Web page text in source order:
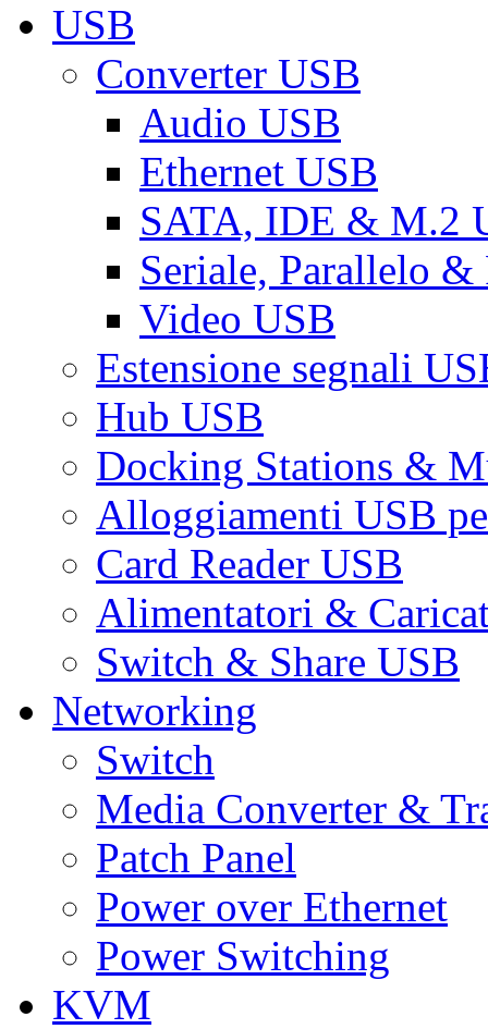
USB
Converter USB
Audio USB
Ethernet USB
SATA, IDE & M.2
Seriale, Parallelo &
Video USB
Estensione segnali
Hub USB
Docking Stations &
Alloggiamenti USB
Card Reader USB
Alimentatori &
Switch & Share USB
Networking
Switch
Media Converter &
Patch Panel
Power over Ethernet
Power Switching
KVM